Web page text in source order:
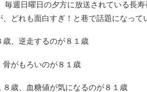
毎週日曜日の夕方に放送されている長
どれも面白すぎ！と巷で話題になって
歳、逆走するのが８１歳
骨がもろいのが８１歳
８歳、血糖値が気になるのが８１歳